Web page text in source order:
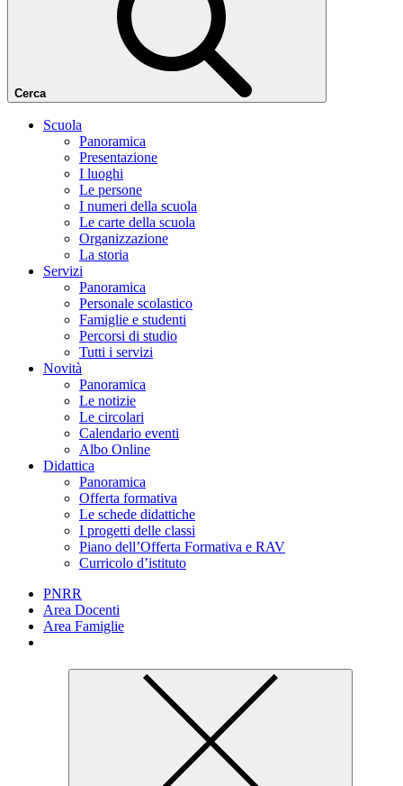
Cerca
Scuola
Panoramica
Presentazione
I luoghi
Le persone
I numeri della scuola
Le carte della scuola
Organizzazione
La storia
Servizi
Panoramica
Personale scolastico
Famiglie e studenti
Percorsi di studio
Tutti i servizi
Novità
Panoramica
Le notizie
Le circolari
Calendario eventi
Albo Online
Didattica
Panoramica
Offerta formativa
Le schede didattiche
I progetti delle classi
Piano dell’Offerta Formativa e RAV
Curricolo d’istituto
PNRR
Area Docenti
Area Famiglie